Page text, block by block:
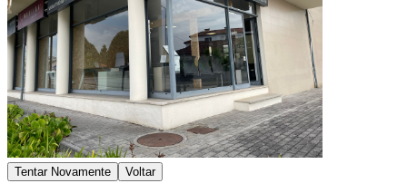
Tentar Novamente Voltar